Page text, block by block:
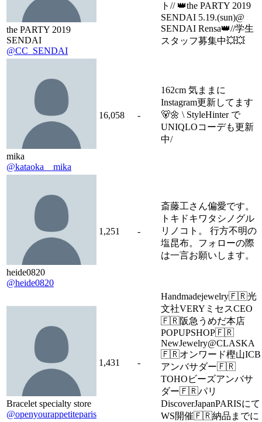
the PARTY 2019
SENDAI
@CC_SENDAI
ト// 👑the PARTY 2019
SENDAI 5.19.(sun)@
SENDAI Rensa👑//学生
スタッフ募集中💥💥
mika
@kataoka__mika
16,058 -
162cm 気ままに
Instagram更新してます
🐻🌼 \ StyleHinter で
UNIQLOコーデも更新
中/
heide0820
@heide0820
1,251 -
斎藤工さん偏愛です。
トキドキワタシノグル
リノコト。 行方不明の
塩昆布。フォローの際
は一言お願いします。
Bracelet specialty store
@openyourappetiteparis
1,431 -
Handmadejewelry🇫🇷光
文社VERYミセスCEO
🇫🇷阪急うめだ本店
POPUPSHOP🇫🇷
NewJewelry@CLASKA
🇫🇷オンワード樫山ICB
アンバサダー🇫🇷
TOHOビーズアンバサ
ダー🇫🇷パリ
DiscoverJapanPARISにて
WS開催🇫🇷納品までに